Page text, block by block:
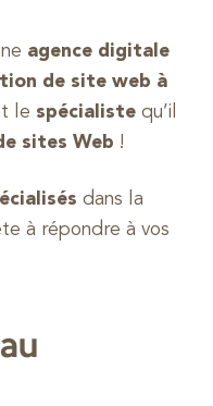
agence digitale
de site web à
le spécialiste qu’il
sites Web !
dans la
à répondre à vos